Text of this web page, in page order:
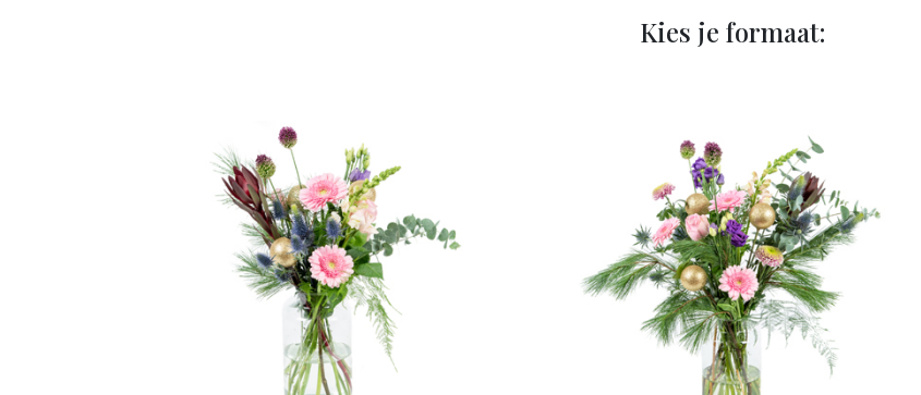
Kies je formaat: